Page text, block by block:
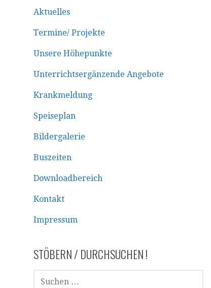
Aktuelles
Termine/ Projekte
Unsere Höhepunkte
Unterrichtsergänzende Angebote
Krankmeldung
Speiseplan
Bildergalerie
Buszeiten
Downloadbereich
Kontakt
Impressum
STÖBERN / DURCHSUCHEN !
SUCHEN